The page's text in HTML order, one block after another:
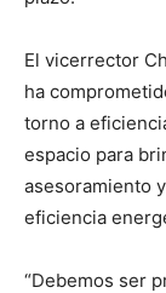
El vicerrector
ha
torno a
espacio para
asesoramiento
eficiencia
“Debemos ser